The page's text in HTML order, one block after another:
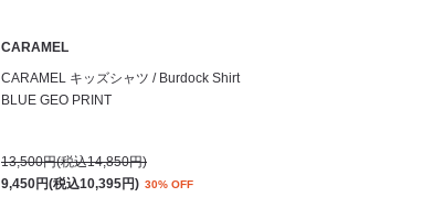
CARAMEL
CARAMEL キッズシャツ / Burdock Shirt
BLUE GEO PRINT
13,500円(税込14,850円)
9,450円(税込10,395円) 30% OFF